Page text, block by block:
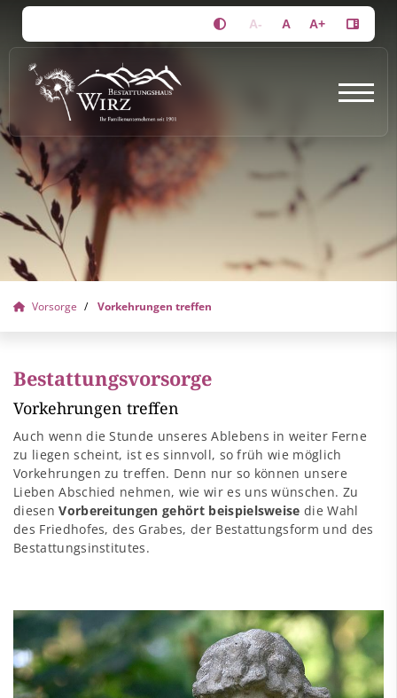
A- A A+
Vorsorge Vorkehrungen treffen
Bestattungsvorsorge
Vorkehrungen treffen
Auch wenn die Stunde unseres Ablebens in weiter Ferne
zu liegen scheint, ist es sinnvoll, so früh wie möglich
Vorkehrungen zu treffen. Denn nur so können unsere
Lieben Abschied nehmen, wie wir es uns wünschen. Zu
diesenVorbereitungen gehört beispielsweise die Wahl
des Friedhofes, des Grabes, der Bestattungsform und des
Bestattungsinstitutes.